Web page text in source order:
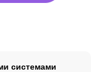
системами